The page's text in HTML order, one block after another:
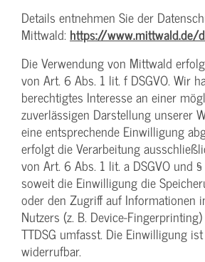
Details entnehmen Sie der
Mittwald: https://www.mittwald.de/
Die Verwendung von Mittwald
von Art. 6 Abs. 1 lit. f DSGVO. Wir
berechtigtes Interesse an einer
zuverlässigen Darstellung unserer
eine entsprechende Einwilligung
erfolgt die Verarbeitung
von Art. 6 Abs. 1 lit. a DSGVO und
soweit die Einwilligung die
oder den Zugriff auf Informationen
Nutzers (z. B. Device-
TTDSG umfasst. Die Einwilligung
widerrufbar.